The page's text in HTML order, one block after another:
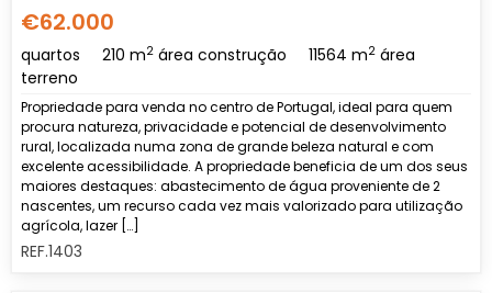
€62.000
quartos 210 m2 área construção 11564 m2 área
terreno
Propriedade para venda no centro de Portugal, ideal para quem
procura natureza, privacidade e potencial de desenvolvimento
rural, localizada numa zona de grande beleza natural e com
excelente acessibilidade. A propriedade beneficia de um dos seus
maiores destaques: abastecimento de água proveniente de 2
nascentes, um recurso cada vez mais valorizado para utilização
agrícola, lazer […]
REF.1403